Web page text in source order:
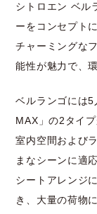
シトロエン ベル
ーをコンセプト
チャーミングな
能性が魅力で、
ベルランゴには
MAX」の2タイ
室内空間および
まなシーンに適
シートアレンジ
き、大量の荷物